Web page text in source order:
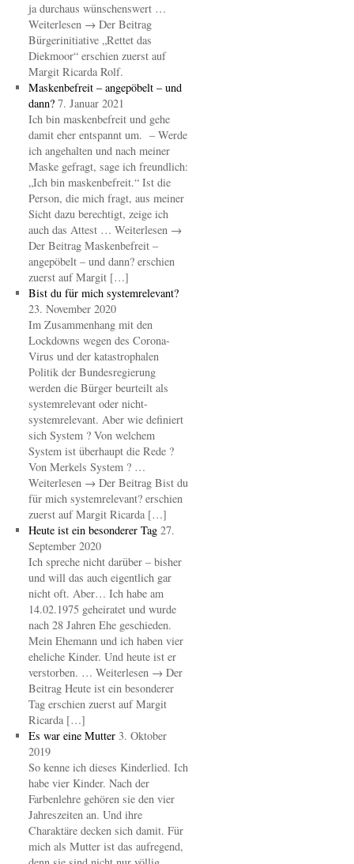
ja durchaus wünschenswert …
Weiterlesen → Der Beitrag
Bürgerinitiative „Rettet das
Diekmoor“ erschien zuerst auf
Margit Ricarda Rolf.
Maskenbefreit – angepöbelt – und
dann? 7. Januar 2021
Ich bin maskenbefreit und gehe
damit eher entspannt um. – Werde
ich angehalten und nach meiner
Maske gefragt, sage ich freundlich:
„Ich bin maskenbefreit.“ Ist die
Person, die mich fragt, aus meiner
Sicht dazu berechtigt, zeige ich
auch das Attest … Weiterlesen →
Der Beitrag Maskenbefreit –
angepöbelt – und dann? erschien
zuerst auf Margit […]
Bist du für mich systemrelevant?
23. November 2020
Im Zusammenhang mit den
Lockdowns wegen des Corona-
Virus und der katastrophalen
Politik der Bundesregierung
werden die Bürger beurteilt als
systemrelevant oder nicht-
systemrelevant. Aber wie definiert
sich System ? Von welchem
System ist überhaupt die Rede ?
Von Merkels System ? …
Weiterlesen → Der Beitrag Bist du
für mich systemrelevant? erschien
zuerst auf Margit Ricarda […]
Heute ist ein besonderer Tag 27.
September 2020
Ich spreche nicht darüber – bisher
und will das auch eigentlich gar
nicht oft. Aber… Ich habe am
14.02.1975 geheiratet und wurde
nach 28 Jahren Ehe geschieden.
Mein Ehemann und ich haben vier
eheliche Kinder. Und heute ist er
verstorben. … Weiterlesen → Der
Beitrag Heute ist ein besonderer
Tag erschien zuerst auf Margit
Ricarda […]
Es war eine Mutter 3. Oktober
2019
So kenne ich dieses Kinderlied. Ich
habe vier Kinder. Nach der
Farbenlehre gehören sie den vier
Jahreszeiten an. Und ihre
Charaktäre decken sich damit. Für
mich als Mutter ist das aufregend,